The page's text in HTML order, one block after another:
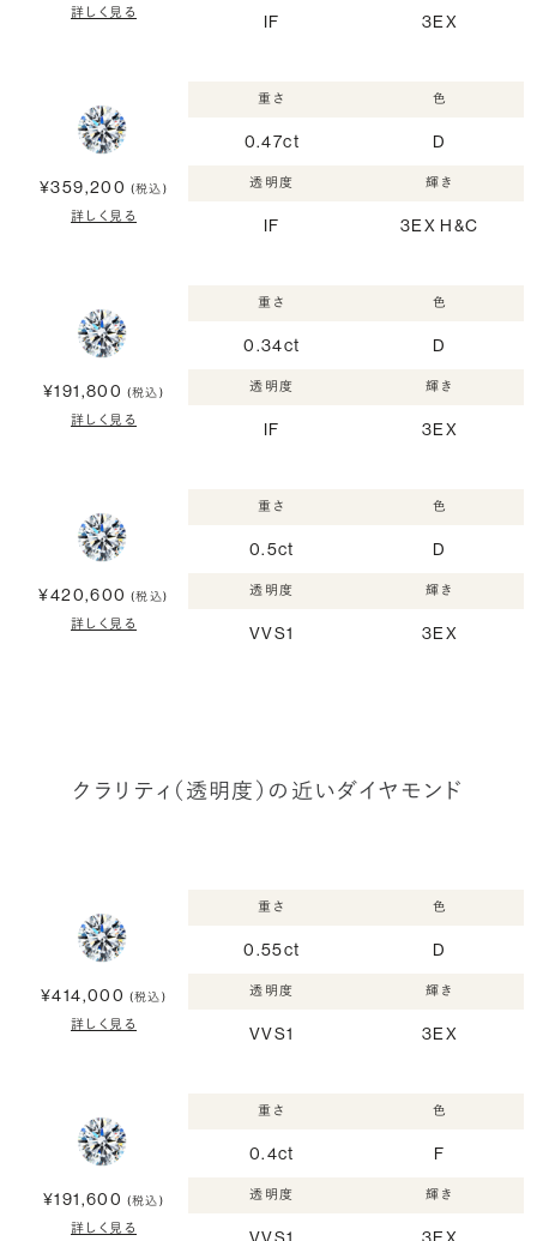
詳しく見る IF 3EX
¥359,200 (税込)
詳しく見る
重さ
0.47ct
色
D
透明度
IF
輝き
3EX H&C
¥191,800 (税込)
詳しく見る
重さ
0.34ct
色
D
透明度
IF
輝き
3EX
¥420,600 (税込)
詳しく見る
重さ
0.5ct
色
D
透明度
VVS1
輝き
3EX
クラリティ（透明度）の近いダイヤモンド
¥414,000 (税込)
詳しく見る
重さ
0.55ct
色
D
透明度
VVS1
輝き
3EX
¥191,600 (税込)
詳しく見る
重さ
0.4ct
色
F
透明度
VVS1
輝き
3EX